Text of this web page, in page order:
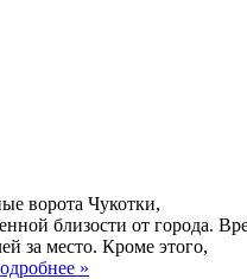
ворота Чукотки,
близости от города.
за место. Кроме этого,
»